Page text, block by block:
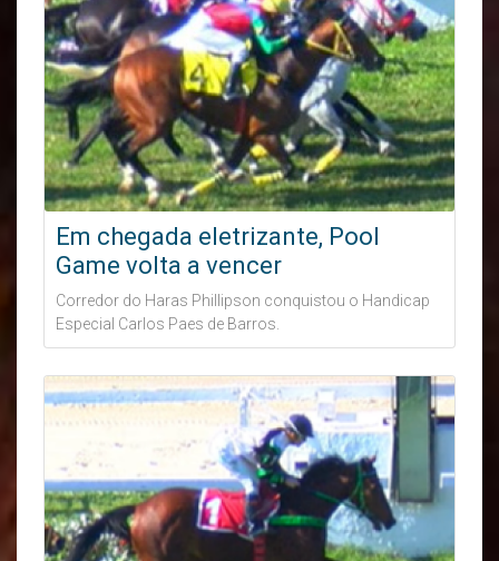
Em chegada eletrizante, Pool
Game volta a vencer
Corredor do Haras Phillipson conquistou o Handicap
Especial Carlos Paes de Barros.